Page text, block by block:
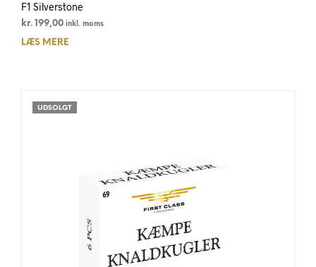
F1 Silverstone
kr. 199,00 inkl. moms
LÆS MERE
UDSOLGT